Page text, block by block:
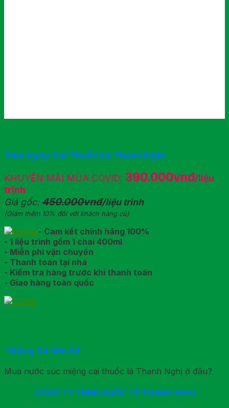
Mua ngay Cai Thuốc Lá Thanh Nghị
KHUYẾN MÃI MÙA COVID: 390.000vnđ/liệu
trình
Giá gốc:450.000vnđ/liệu trình
(Giảm thêm 10% đối với khách hàng cũ)
- Cam kết chính hãng 100%
- 1 liệu trình gồm 1 chai 400ml
- Miễn phí vận chuyển
- Thanh toán tại nhà
- Kiểm tra hàng trước khi thanh toán
- Giao hàng toàn quốc
Thông tin liên hệ
Mua nước súc miệng cai thuốc lá Thanh Nghị ở đâu?
CÔNG TY TNHH QUỐC TẾ THANH NGHỊ